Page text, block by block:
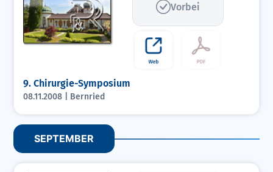
Vorbei
9. Chirurgie-Symposium
08.11.2008 | Bernried
SEPTEMBER